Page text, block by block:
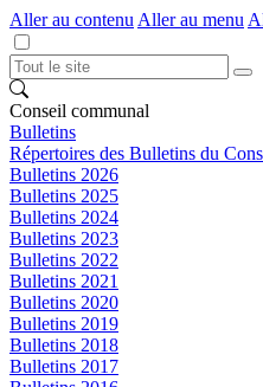
Aller au contenu Aller au menu
Conseil communal
Bulletins
Répertoires des Bulletins du
Bulletins 2026
Bulletins 2025
Bulletins 2024
Bulletins 2023
Bulletins 2022
Bulletins 2021
Bulletins 2020
Bulletins 2019
Bulletins 2018
Bulletins 2017